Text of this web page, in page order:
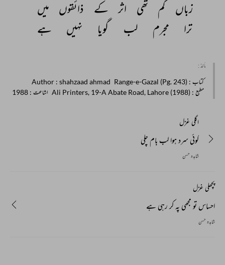
زباں
گم تھی اثر کے ذائقوں
میں
ترا
مجرم لب گویا نہیں ہے
مأخذ :
کتاب : Range-e-Gazal (Pg. 243)
Author : shahzaad ahmad
مطبع : Ali Printers, 19-A Abate Road, Lahore (1988) اشاعت : 1988
اگلی غزل
کوئی سرد ہوا لب بام چلی
شاہدہ حسن
پچھلی غزل
احساس تو مجھی پہ کر رہی ہے
شاہدہ حسن